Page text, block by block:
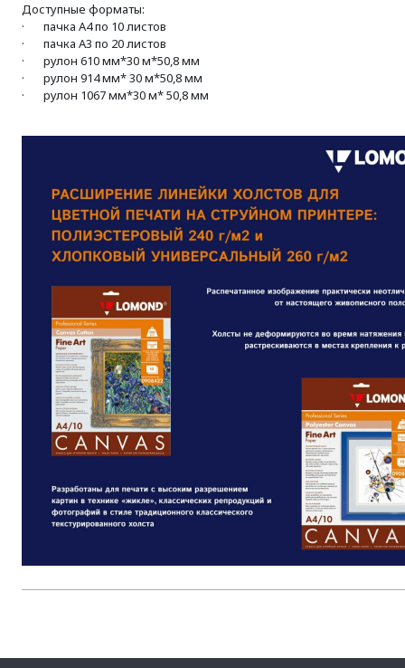
Доступные форматы:
· пачка А4 по 10 листов
· пачка А3 по 20 листов
· рулон 610 мм*30 м*50,8 мм
· рулон 914 мм* 30 м*50,8 мм
· рулон 1067 мм*30 м* 50,8 мм